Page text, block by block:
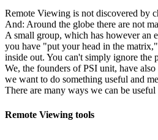
Remote Viewing is not discovered by
And: Around the globe there are not
A small group, which has however an
you have "put your head in the
inside out. You can't simply ignore the
We, the founders of PSI unit, have
we want to do something useful and
There are many ways we can be
Remote Viewing tools